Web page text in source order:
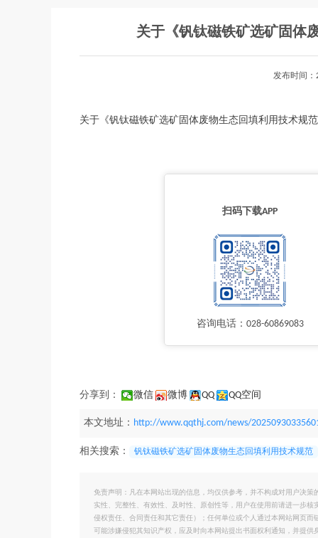
关于《钒钛磁铁矿选矿固体
发布时间
关于《钒钛磁铁矿选矿固体废物生态回填利用技术规
扫码下载APP
咨询电话：028-60869083
分享到： 微信 微博 QQ QQ空间
本文地址： http://www.qqthj.com/news/
相关搜索： 钒钛磁铁矿选矿固体废物生态回填利用技术规范
免责声明：凡在本网站出现的信息，均仅供参考，并不构成对用户决
实性、完整性、有效性、及时性、原创性等，用户在使用前请进一步
侵权责任、合同责任和其它责任）；任何单位或个人通过本网站网页
可能涉嫌侵犯其知识产权，应及时向本网站提出书面权利通知，并提